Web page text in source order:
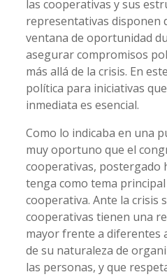
las cooperativas y sus
representativas disponen
ventana de oportunidad
asegurar compromisos
más allá de la crisis. En
política para iniciativas
inmediata es esencial.
Como lo indicaba en una
muy oportuno que el
cooperativas, postergado
tenga como tema
cooperativa. Ante la crisis
cooperativas tienen una
mayor frente a diferentes
de su naturaleza de
las personas, y que